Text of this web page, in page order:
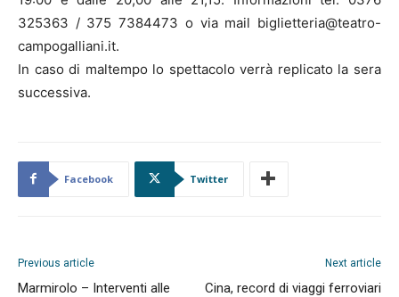
325363 / 375 7384473 o via mail biglietteria@teatro-
campogalliani.it.
In caso di maltempo lo spettacolo verrà replicato la sera
successiva.
Facebook Twitter
Previous article
Marmirolo – Interventi alle
Next article
Cina, record di viaggi ferroviari